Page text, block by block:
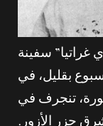
سفينة
بقليل، في
تنجرف في